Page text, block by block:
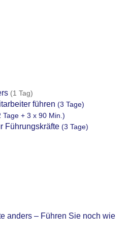
(1 Tag)
führen (3 Tage)
+ 3 x 90 Min.)
Führungskräfte(3 Tage)
anders – Führen Sie noch wie